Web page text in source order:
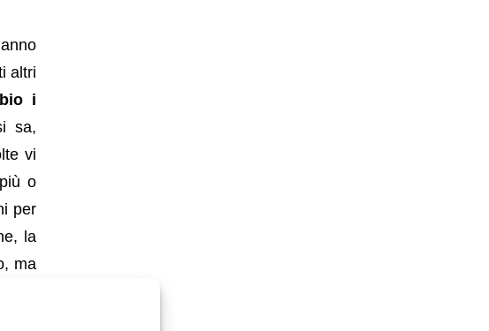
altri
i
sa,
vi
o
per
la
ma